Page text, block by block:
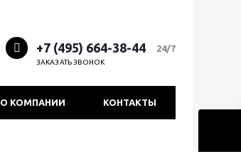
+7 (495) 664-38-44 24/7
ЗАКАЗАТЬ ЗВОНОК
О КОМПАНИИ КОНТАКТЫ